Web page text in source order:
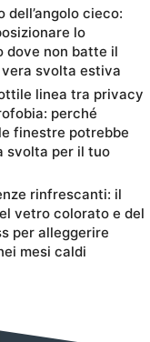
dell’angolo cieco:
lo
dove non batte il
vera svolta estiva
linea tra privacy
perché
finestre potrebbe
svolta per il tuo
rinfrescanti: il
vetro colorato e del
per alleggerire
mesi caldi